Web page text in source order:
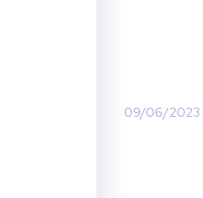
09/06/2023